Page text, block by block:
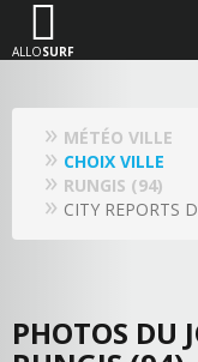
ALLOSURF
MÉTÉO VILLE
CHOIX VILLE
RUNGIS (94)
CITY REPORTS
PHOTOS DU